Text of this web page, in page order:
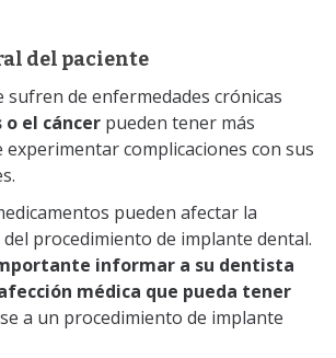
del paciente
sufren de enfermedades crónicas
el cáncer pueden tener más
experimentar complicaciones con sus
pueden afectar la
procedimiento de implante dental.
informar a su dentista
médica que pueda tener
a un procedimiento de implante